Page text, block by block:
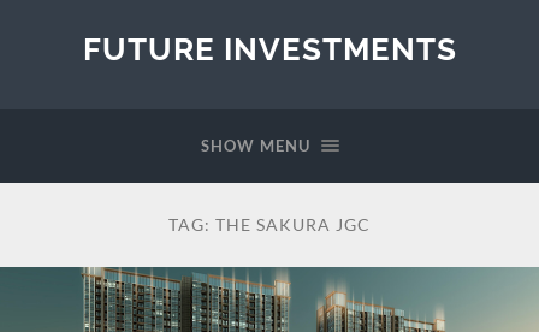
FUTURE INVESTMENTS
SHOW MENU
TAG: THE SAKURA JGC